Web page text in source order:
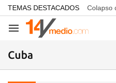
common.go-to-content
TEMAS DESTACADOS Colapso
Navegación
Cuba